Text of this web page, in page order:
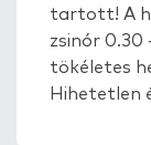
tartott! A
zsinór 0.30
tökéletes
Hihetetlen